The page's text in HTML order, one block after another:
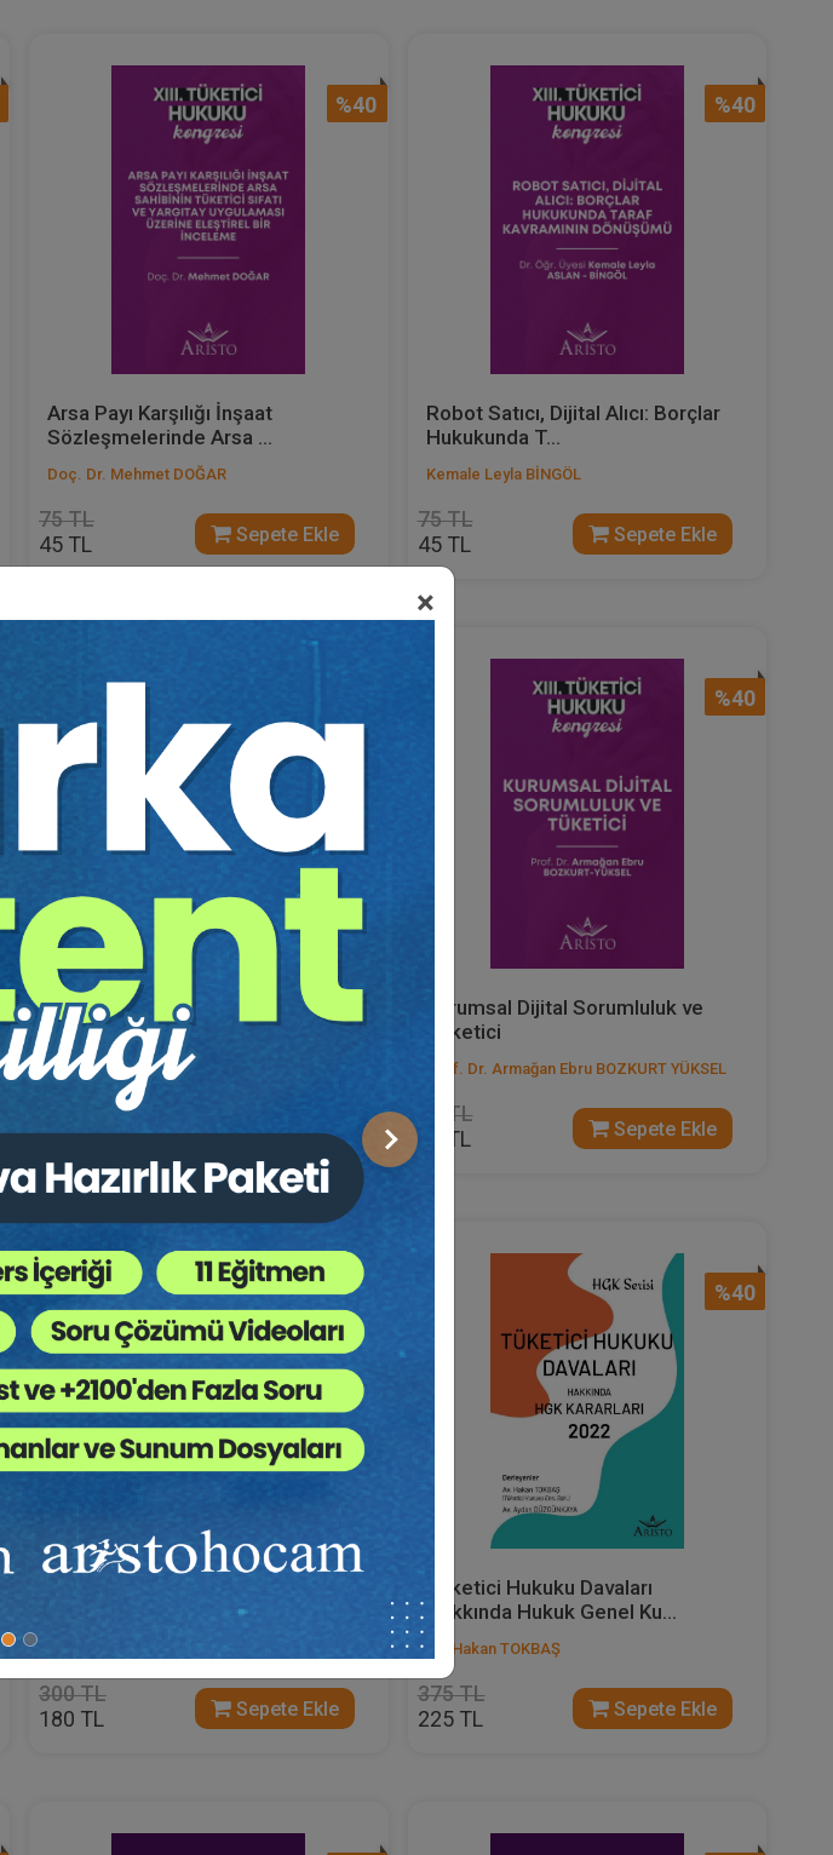
×
Sonraki
%40
Arsa Payı Karşılığı İnşaat
Sözleşmelerinde Arsa ...
Doç. Dr. Mehmet DOĞAR
75 TL
45 TL Sepete Ekle
%40
Robot Satıcı, Dijital Alıcı: Borçlar
Hukukunda T...
Kemale Leyla BİNGÖL
75 TL
45 TL Sepete Ekle
Avukatlık Sözleşmesinin
Tüketici İşlemi Niteliği
Prof. Dr. Ayşe HAVUTÇU
45 TL Sepete Ekle
%40
Kurumsal Dijital Sorumluluk ve
Tüketici
Prof. Dr. Armağan Ebru BOZKURT YÜKSEL
75 TL
45 TL Sepete Ekle
%40
Mesafeli Sözleşme...
300 TL
180 TL Sepete Ekle
%40
Tüketici Hukuku Davaları
Hakkında Hukuk Genel Ku...
Av. Hakan TOKBAŞ
375 TL
225 TL Sepete Ekle